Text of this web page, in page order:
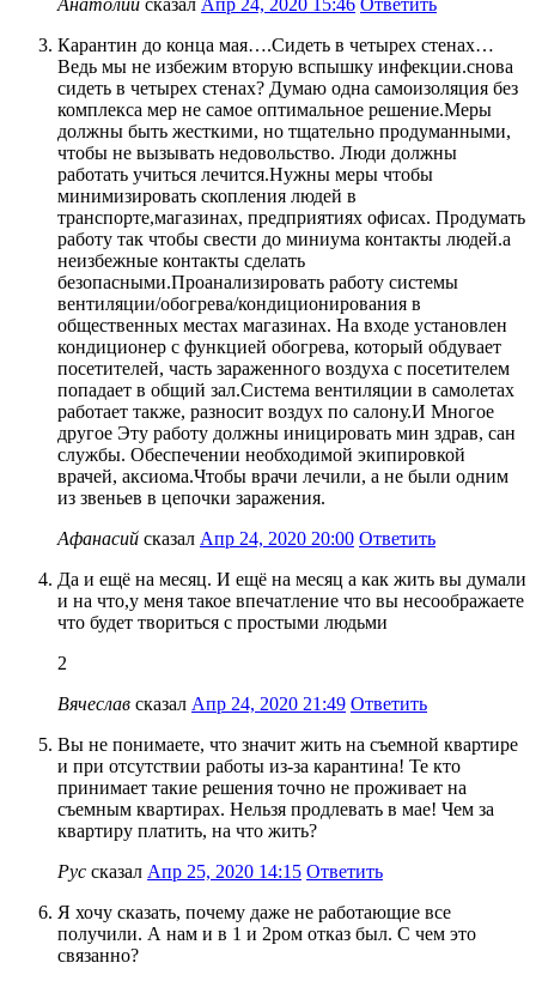
Карантин до конца мая….Сидеть в четырех стенах…
Ведь мы не избежим вторую вспышку инфекции.снова
сидеть в четырех стенах? Думаю одна самоизоляция без
комплекса мер не самое оптимальное решение.Меры
должны быть жесткими, но тщательно продуманными,
чтобы не вызывать недовольство. Люди должны
работать учиться лечится.Нужны меры чтобы
минимизировать скопления людей в
транспорте,магазинах, предприятиях офисах. Продумать
работу так чтобы свести до миниума контакты людей.а
неизбежные контакты сделать
безопасными.Проанализировать работу системы
вентиляции/обогрева/кондиционирования в
общественных местах магазинах. На входе установлен
кондиционер с функцией обогрева, который обдувает
посетителей, часть зараженного воздуха с посетителем
попадает в общий зал.Система вентиляции в самолетах
работает также, разносит воздух по салону.И Многое
другое Эту работу должны иницировать мин здрав, сан
службы. Обеспечении необходимой экипировкой
врачей, аксиома.Чтобы врачи лечили, а не были одним
из звеньев в цепочки заражения.
Афанасий сказал Апр 24, 2020 20:00 Ответить
Да и ещё на месяц. И ещё на месяц а как жить вы думали
и на что,у меня такое впечатление что вы несоображаете
что будет твориться с простыми людьми
2
Вячеслав сказал Апр 24, 2020 21:49 Ответить
Вы не понимаете, что значит жить на съемной квартире
и при отсутствии работы из-за карантина! Те кто
принимает такие решения точно не проживает на
съемным квартирах. Нельзя продлевать в мае! Чем за
квартиру платить, на что жить?
Рус сказал Апр 25, 2020 14:15 Ответить
Я хочу сказать, почему даже не работающие все
получили. А нам и в 1 и 2ром отказ был. С чем это
связанно?